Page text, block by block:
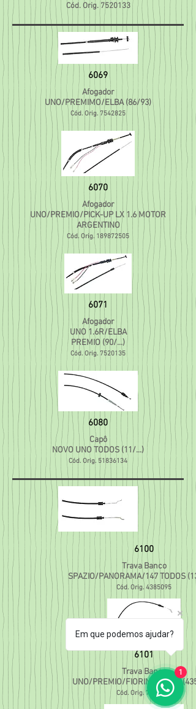
Cód. Orig. 7520133
6069
Afogador
UNO/PREMIMO/ELBA (86/93)
Cód. Orig. 7542825
6070
Afogador
UNO/PREMIO/PICK-UP LX 1.6 MOTOR
ARGENTINO
Cód. Orig. 189872505
6071
Afogador
UNO 1.6R/ELBA
PREMIO (90/...)
Cód. Orig. 7520135
6080
Capô
NOVO UNO TODOS (11/...)
Cód. Orig. 51836134
6100
Trava Banco
SPAZIO/PANORAMA/147 TODOS
Cód. Orig. 4385095
6101
Trava Banco
UNO/PREMIO/FIORINO (89/...) (435
Cód. Orig.7532820
Em que podemos ajudar?
1